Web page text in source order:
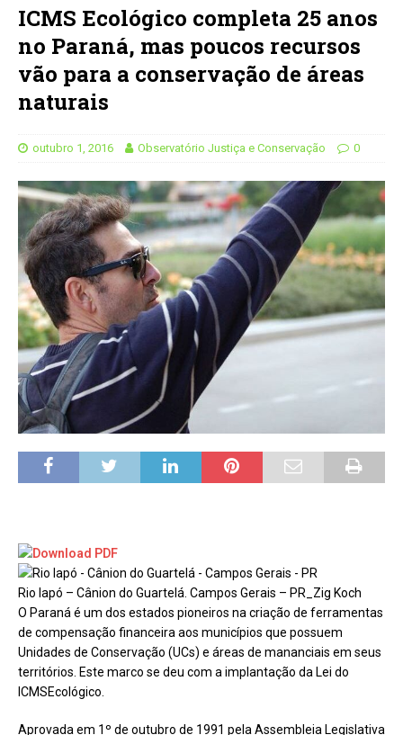
ICMS Ecológico completa 25 anos
no Paraná, mas poucos recursos
vão para a conservação de áreas
naturais
outubro 1, 2016 Observatório Justiça e Conservação 0
Rio Iapó – Cânion do Guartelá. Campos Gerais – PR_Zig Koch
O Paraná é um dos estados pioneiros na criação de ferramentas
de compensação financeira aos municípios que possuem
Unidades de Conservação (UCs) e áreas de mananciais em seus
territórios. Este marco se deu com a implantação da Lei do
ICMSEcológico.
Aprovada em 1º de outubro de 1991 pela Assembleia Legislativa